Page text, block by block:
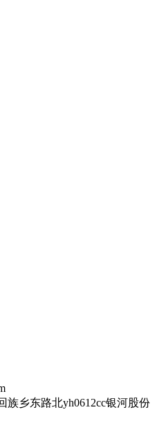
族乡东路北yh0612cc银河股份